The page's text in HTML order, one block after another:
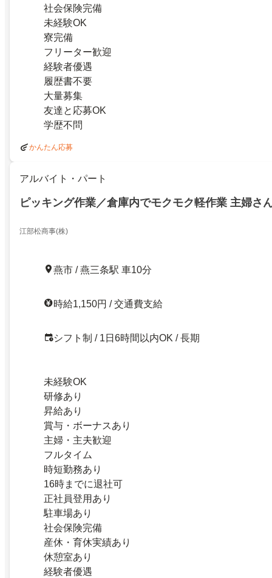
社会保険完備
未経験OK
寮完備
フリーター歓迎
経験者優遇
履歴書不要
大量募集
友達と応募OK
学歴不問
かんたん応募
アルバイト・パート
ピッキング作業／倉庫内でモクモク軽作業 主婦さ
江部松商事(株)
燕市 / 燕三条駅 車10分
時給1,150円 / 交通費支給
シフト制 / 1日6時間以内OK / 長期
未経験OK
研修あり
昇給あり
賞与・ボーナスあり
主婦・主夫歓迎
フルタイム
時短勤務あり
16時までに退社可
正社員登用あり
駐車場あり
社会保険完備
産休・育休実績あり
休憩室あり
経験者優遇